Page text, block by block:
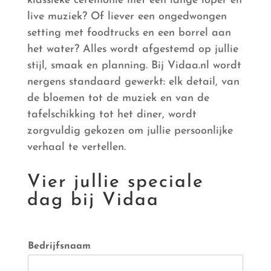
live muziek? Of liever een ongedwongen
setting met foodtrucks en een borrel aan
het water? Alles wordt afgestemd op jullie
stijl, smaak en planning. Bij Vidaa.nl wordt
nergens standaard gewerkt: elk detail, van
de bloemen tot de muziek en van de
tafelschikking tot het diner, wordt
zorgvuldig gekozen om jullie persoonlijke
verhaal te vertellen.
Vier jullie speciale
dag bij Vidaa
Bedrijfsnaam